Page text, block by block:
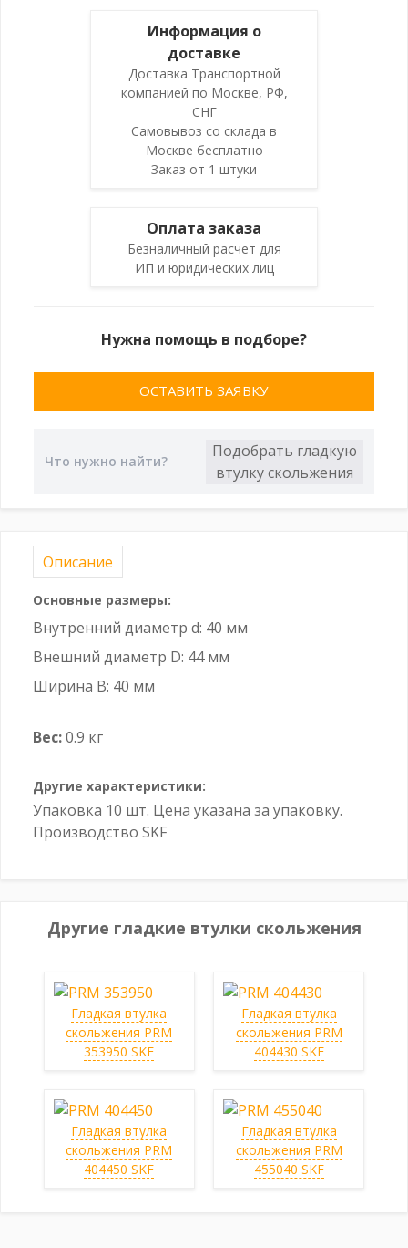
Информация о
доставке
Доставка Транспортной
компанией по Москве, РФ,
СНГ
Самовывоз со склада в
Москве бесплатно
Заказ от 1 штуки
Оплата заказа
Безналичный расчет для
ИП и юридических лиц
Нужна помощь в подборе?
ОСТАВИТЬ ЗАЯВКУ
Описание
Основные размеры:
Внутренний диаметр d: 40 мм
Внешний диаметр D: 44 мм
Ширина B: 40 мм
Вес:0.9 кг
Другие характеристики:
Упаковка 10 шт. Цена указана за упаковку.
Производство SKF
Другие гладкие втулки скольжения
Гладкая втулка
скольжения PRM
353950 SKF
Гладкая втулка
скольжения PRM
404430 SKF
Гладкая втулка
скольжения PRM
404450 SKF
Гладкая втулка
скольжения PRM
455040 SKF